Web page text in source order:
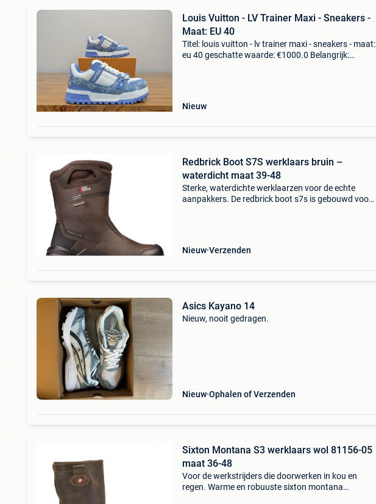
Louis Vuitton - LV Trainer Maxi - Sneakers -
Maat: EU 40
Titel: louis vuitton - lv trainer maxi - sneakers - maat:
eu 40 geschatte waarde: €1000.0 Belangrijk:
Nieuw
Redbrick Boot S7S werklaars bruin –
waterdicht maat 39-48
Sterke, waterdichte werklaarzen voor de echte
aanpakkers. De redbrick boot s7s is gebouwd voor
Nieuw Verzenden
Asics Kayano 14
Nieuw, nooit gedragen.
Nieuw Ophalen of Verzenden
Sixton Montana S3 werklaars wol 81156-05
maat 36-48
Voor de werkstrijders die doorwerken in kou en
regen. Warme en robuuste sixton montana